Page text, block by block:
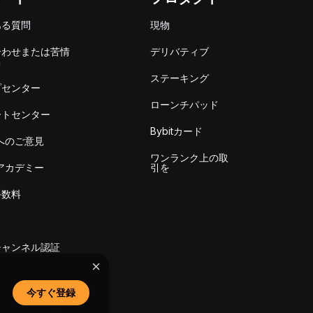
質問
せまたは苦情
ンター
センター
のご意見
カデミー
料
ンネル認証
現物
デリバティブ
ステーキング
ローンチパッド
Bybitカード
ワンランク上の取
引を
今すぐ登録